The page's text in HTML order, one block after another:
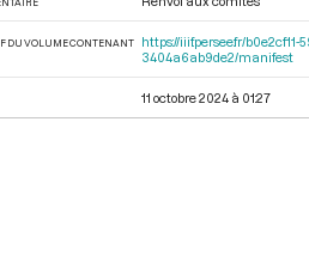
DU VOLUME CONTENANT
https://iiif.persee.fr/
3404a6ab9de2/manifest
11 octobre 2024 à 01:27